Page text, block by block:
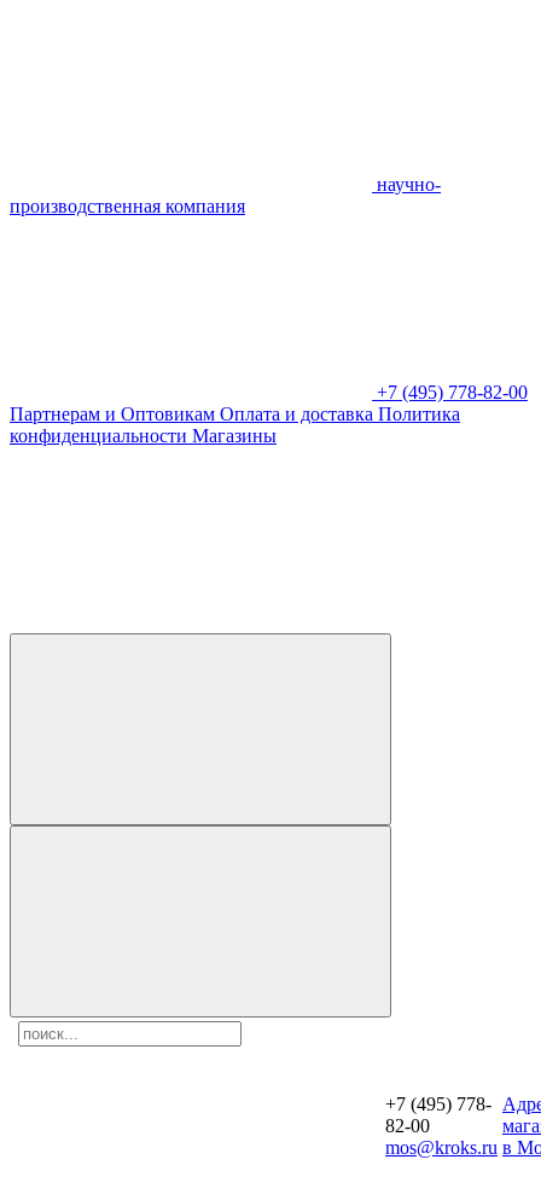
научно-
производственная компания
+7 (495) 778-82-00
Партнерам и Оптовикам Оплата и доставка Политика
конфиденциальности Магазины
+7 (495) 778-
82-00
mos@kroks.ru в